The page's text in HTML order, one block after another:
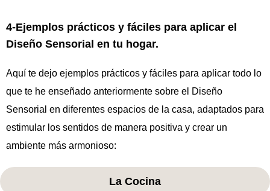
4-Ejemplos prácticos y fáciles para aplicar el
Diseño Sensorial en tu hogar.
Aquí te dejo ejemplos prácticos y fáciles para aplicar todo lo
que te he enseñado anteriormente sobre el Diseño
Sensorial en diferentes espacios de la casa, adaptados para
estimular los sentidos de manera positiva y crear un
ambiente más armonioso:
La Cocina